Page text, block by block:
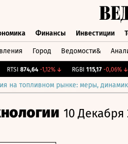
Финансы Инвестиции
Город Ведомости&
RTSI 874,64 -1,12%↓ RGBI 115,17 -0,06%↓
на топливном рынке: меры,
10 Декабря